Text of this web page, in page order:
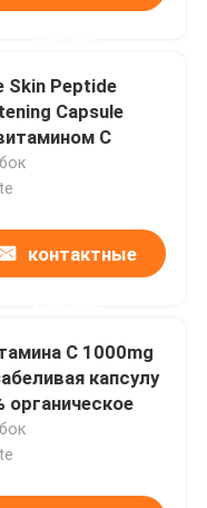
Skin Peptide
Capsule
С
контактные
C 1000mg
капсулу
органическое